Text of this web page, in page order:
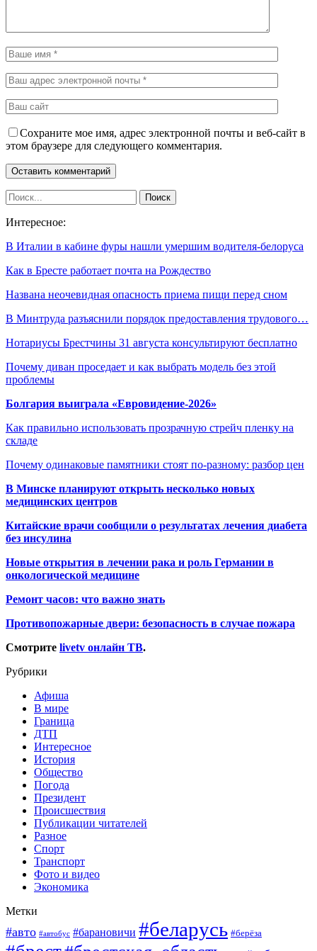
Сохраните мое имя, адрес электронной почты и веб-сайт в
этом браузере для следующего комментария.
Интересное:
В Италии в кабине фуры нашли умершим водителя-белоруса
Как в Бресте работает почта на Рождество
Названа неочевидная опасность приема пищи перед сном
В Минтруда разъяснили порядок предоставления трудового…
Нотариусы Брестчины 31 августа консультируют бесплатно
Почему диван проседает и как выбрать модель без этой
проблемы
Болгария выиграла «Евровидение-2026»
Как правильно использовать прозрачную стрейч пленку на
складе
Почему одинаковые памятники стоят по-разному: разбор цен
В Минске планируют открыть несколько новых
медицинских центров
Китайские врачи сообщили о результатах лечения диабета
без инсулина
Новые открытия в лечении рака и роль Германии в
онкологической медицине
Ремонт часов: что важно знать
Противопожарные двери: безопасность в случае пожара
Смотрите livetv онлайн ТВ.
Рубрики
Афиша
В мире
Граница
ДТП
Интересное
История
Общество
Погода
Президент
Происшествия
Публикации читателей
Разное
Спорт
Транспорт
Фото и видео
Экономика
Метки
#авто #автобус #барановичи #беларусь #берёза